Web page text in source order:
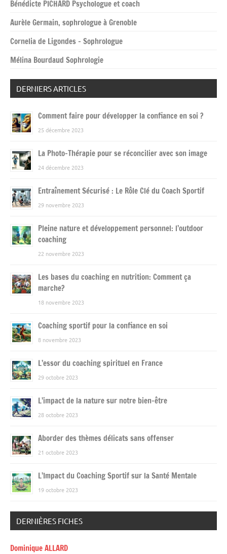
Bénédicte PICHARD Psychologue et coach
Aurèle Germain, sophrologue à Grenoble
Cornelia de Ligondes – Sophrologue
Mélina Bourdaud Sophrologie
DERNIERS ARTICLES
Comment faire pour développer la confiance en soi ?
25 décembre 2023
La Photo-Thérapie pour se réconcilier avec son image
24 décembre 2023
Entraînement Sécurisé : Le Rôle Clé du Coach Sportif
29 novembre 2023
Pleine nature et développement personnel: l’outdoor
coaching
22 novembre 2023
Les bases du coaching en nutrition: Comment ça
marche?
18 novembre 2023
Coaching sportif pour la confiance en soi
8 novembre 2023
L’essor du coaching spirituel en France
29 octobre 2023
L’impact de la nature sur notre bien-être
28 octobre 2023
Aborder des thèmes délicats sans offenser
21 octobre 2023
L’Impact du Coaching Sportif sur la Santé Mentale
19 octobre 2023
DERNIÈRES FICHES
Dominique ALLARD